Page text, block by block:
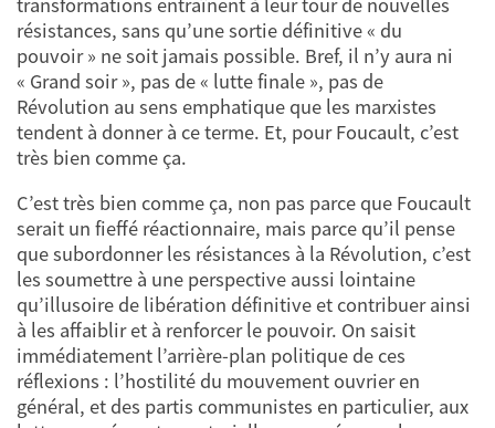
résistances, sans qu’une sortie définitive « du
pouvoir » ne soit jamais possible. Bref, il n’y aura ni
« Grand soir », pas de « lutte finale », pas de
Révolution au sens emphatique que les marxistes
tendent à donner à ce terme. Et, pour Foucault, c’est
très bien comme ça.
C’est très bien comme ça, non pas parce que Foucault
serait un fieffé réactionnaire, mais parce qu’il pense
que subordonner les résistances à la Révolution, c’est
les soumettre à une perspective aussi lointaine
qu’illusoire de libération définitive et contribuer ainsi
à les affaiblir et à renforcer le pouvoir. On saisit
immédiatement l’arrière-plan politique de ces
réflexions : l’hostilité du mouvement ouvrier en
général, et des partis communistes en particulier, aux